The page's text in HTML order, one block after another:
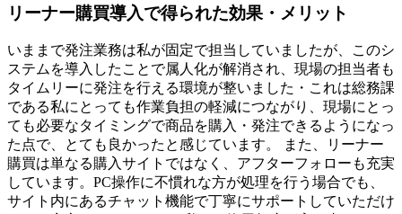
リーナー購買導入で得られた効果・メリット
いままで発注業務は私が固定で担当していましたが、このシ
ステムを導入したことで属人化が解消され、現場の担当者も
タイムリーに発注を行える環境が整いました・これは総務課
である私にとっても作業負担の軽減につながり、現場にとっ
ても必要なタイミングで商品を購入・発注できるようになっ
た点で、とても良かったと感じています。 また、リーナー
購買は単なる購入サイトではなく、アフターフォローも充実
しています。PC操作に不慣れな方が処理を行う場合でも、
サイト内にあるチャット機能で丁寧にサポートしていただけ